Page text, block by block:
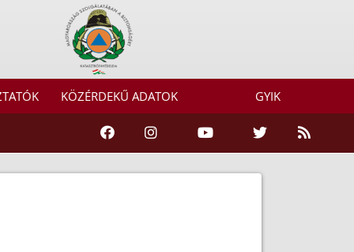
KÖZÉRDEKŰ ADATOK GYIK